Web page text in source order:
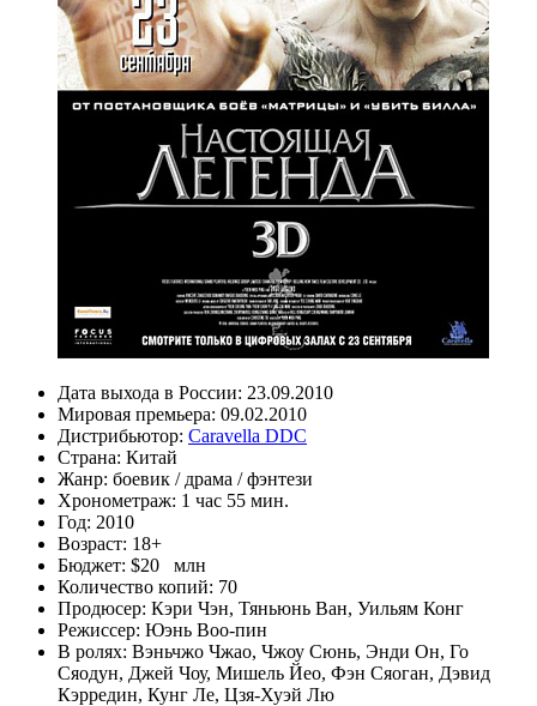
Дата выхода в России: 23.09.2010
Мировая премьера: 09.02.2010
Дистрибьютор: Caravella DDC
Страна: Китай
Жанр: боевик / драма /фэнтези
Хронометраж: 1 час 55 мин.
Год: 2010
Возраст: 18+
Бюджет: $20 млн
Количество копий: 70
Продюсер: Кэри Чэн, Тяньюнь Ван, Уильям Конг
Режиссер: Юэнь Воо-пин
В ролях: Вэньчжо Чжао, Чжоу Сюнь, Энди Он, Го
Сяодун, Джей Чоу, Мишель Йео, Фэн Сяоган, Дэвид
Кэрредин, Кунг Ле, Цзя-Хуэй Лю